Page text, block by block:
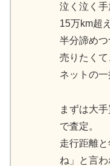
泣く泣く手
15万km超
半分諦めつ
売りたくて
ネットの一
まずは大
で査定。
走行距離
ね」と言わ